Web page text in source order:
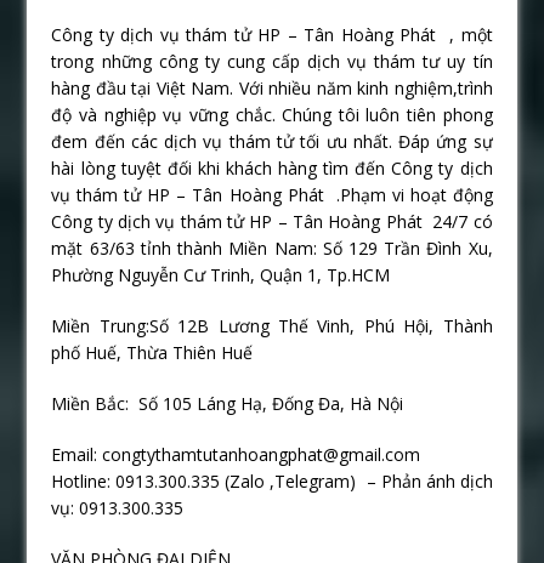
Công ty dịch vụ thám tử HP – Tân Hoàng Phát , một
trong những công ty cung cấp dịch vụ thám tư uy tín
hàng đầu tại Việt Nam. Với nhiều năm kinh nghiệm,trình
độ và nghiệp vụ vững chắc. Chúng tôi luôn tiên phong
đem đến các dịch vụ thám tử tối ưu nhất. Đáp ứng sự
hài lòng tuyệt đối khi khách hàng tìm đến Công ty dịch
vụ thám tử HP – Tân Hoàng Phát .Phạm vi hoạt động
Công ty dịch vụ thám tử HP – Tân Hoàng Phát 24/7 có
mặt 63/63 tỉnh thành Miền Nam: Số 129 Trần Đình Xu,
Phường Nguyễn Cư Trinh, Quận 1, Tp.HCM
Miền Trung:Số 12B Lương Thế Vinh, Phú Hội, Thành
phố Huế, Thừa Thiên Huế
Miền Bắc: Số 105 Láng Hạ, Đống Đa, Hà Nội
Email: congtythamtutanhoangphat@gmail.com
Hotline: 0913.300.335 (Zalo ,Telegram) – Phản ánh dịch
vụ: 0913.300.335